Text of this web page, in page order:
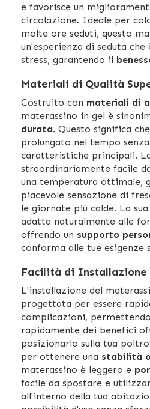
e favorisce un
circolazione. Ideale per
molte ore seduti, questo
un'esperienza di seduta
stress, garantendo il
Materiali di Qualità
Costruito con materiali di
materassino in gel è
durata. Questo significa
prolungato nel tempo
caratteristiche principali.
straordinariamente facile
una temperatura ottimale,
piacevole sensazione di
le giornate più calde. La
adatta naturalmente alle
offrendo un supporto
conforma alle tue esigenze
Facilità di
L'installazione del
progettata per essere
complicazioni,
rapidamente dei benefici
posizionarlo sulla tua
per ottenere una stabilità
materassino è leggero e
facile da spostare e
all'interno della tua